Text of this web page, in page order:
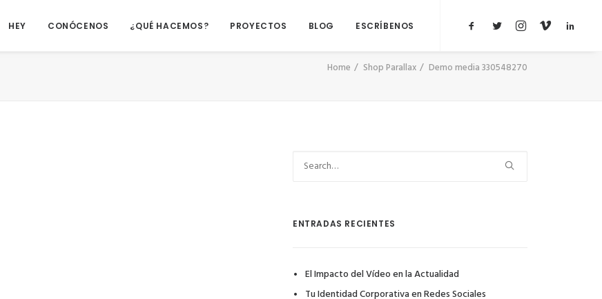
HEY CONÓCENOS ¿QUÉ HACEMOS? PROYECTOS BLOG ESCRÍBENOS
Home Shop Parallax Demo media 330548270
ENTRADAS RECIENTES
El Impacto del Vídeo en la Actualidad
Tu Identidad Corporativa en Redes Sociales